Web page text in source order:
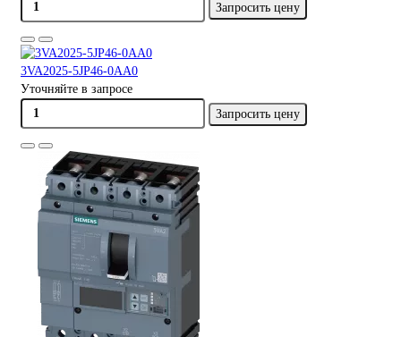
Запросить цену
3VA2025-5JP46-0AA0
Уточняйте в запросе
Запросить цену